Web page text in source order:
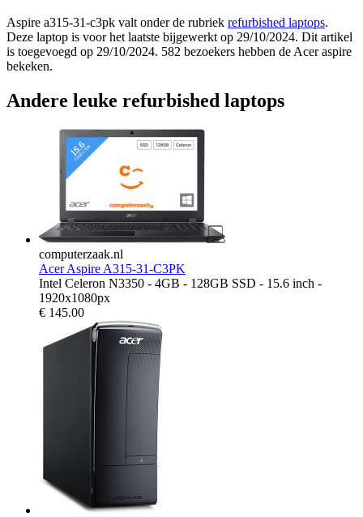
Aspire a315-31-c3pk valt onder de rubriek refurbished laptops.
Deze laptop is voor het laatste bijgewerkt op 29/10/2024. Dit artikel
is toegevoegd op 29/10/2024. 582 bezoekers hebben de Acer aspire
bekeken.
Andere leuke refurbished laptops
computerzaak.nl
Acer Aspire A315-31-C3PK
Intel Celeron N3350 - 4GB - 128GB SSD - 15.6 inch -
1920x1080px
€ 145.00